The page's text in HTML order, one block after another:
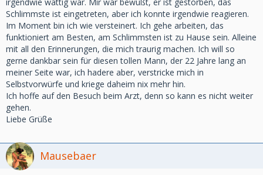
Schlimmste ist eingetreten, aber ich konnte irgendwie reagieren.
Im Moment bin ich wie versteinert. Ich gehe arbeiten, das
funktioniert am Besten, am Schlimmsten ist zu Hause sein. Alleine
mit all den Erinnerungen, die mich traurig machen. Ich will so
gerne dankbar sein für diesen tollen Mann, der 22 Jahre lang an
meiner Seite war, ich hadere aber, verstricke mich in
Selbstvorwürfe und kriege daheim nix mehr hin.
Ich hoffe auf den Besuch beim Arzt, denn so kann es nicht weiter
gehen.
Liebe Grüße
Mausebaer